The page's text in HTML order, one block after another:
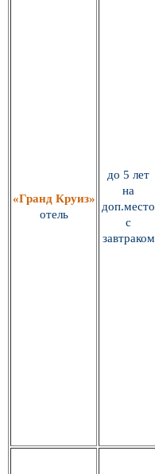
«Гранд Круиз»
отель
до 5 лет
на
доп.место
с
завтраком